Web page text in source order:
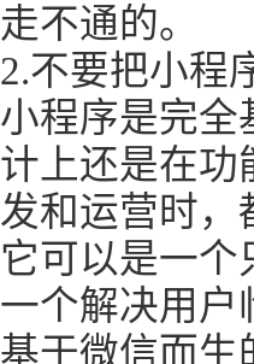
走不通的。
2.不要把小程
小程序是完全
计上还是在功
发和运营时，
它可以是一个
一个解决用户
基于微信而生